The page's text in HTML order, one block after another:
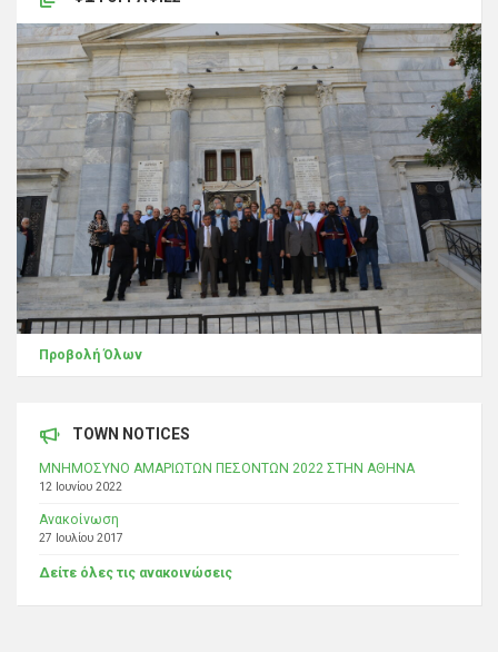
Προβολή Όλων
TOWN NOTICES
ΜΝΗΜΟΣΥΝΟ ΑΜΑΡΙΩΤΩΝ ΠΕΣΟΝΤΩΝ 2022 ΣΤΗΝ ΑΘΗΝΑ
12 Ιουνίου 2022
Ανακοίνωση
27 Ιουλίου 2017
Δείτε όλες τις ανακοινώσεις